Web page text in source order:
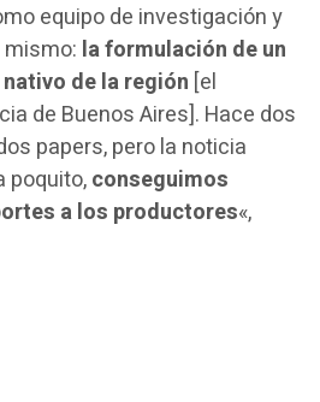
equipo de investigación y
mismo: la formulación de un
de la región [el
de Buenos Aires]. Hace dos
papers, pero la noticia
poquito,conseguimos
a los productores«,